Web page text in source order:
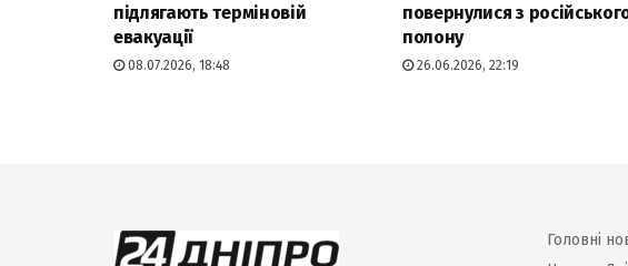
підлягають терміновій
евакуації
08.07.2026, 18:48
повернулися з
полону
26.06.2026, 22:19
Головні